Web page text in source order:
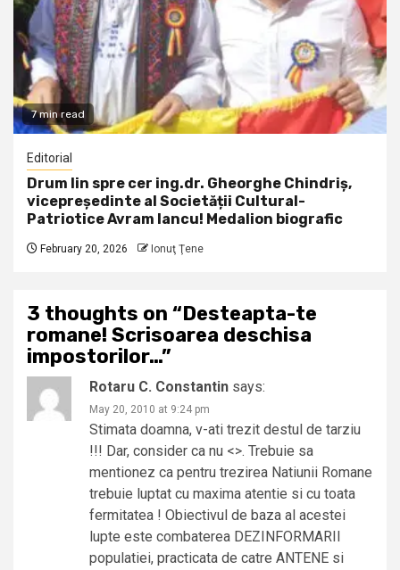
7 min read
Editorial
Drum lin spre cer ing.dr. Gheorghe Chindriș,
vicepreședinte al Societății Cultural-
Patriotice Avram Iancu! Medalion biografic
February 20, 2026 Ionuţ Ţene
3 thoughts on “Desteapta-te
romane! Scrisoarea deschisa
impostorilor…”
Rotaru C. Constantin says:
May 20, 2010 at 9:24 pm
Stimata doamna, v-ati trezit destul de tarziu
!!! Dar, consider ca nu <>. Trebuie sa
mentionez ca pentru trezirea Natiunii Romane
trebuie luptat cu maxima atentie si cu toata
fermitatea ! Obiectivul de baza al acestei
lupte este combaterea DEZINFORMARII
populatiei, practicata de catre ANTENE si